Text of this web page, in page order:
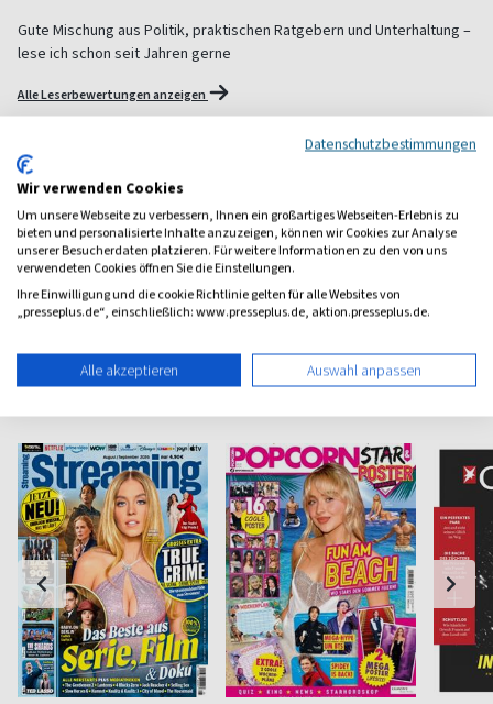
Gute Mischung aus Politik, praktischen Ratgebern und Unterhaltung –
lese ich schon seit Jahren gerne
Alle Leserbewertungen anzeigen
1 Jahr Freude schenken!
Bei einer Auswahl von über 1.800 Magazinen finden Sie das
richtige Geschenk für jeden.
zum Geschenkabo-Finder
Weitere Unterhaltung-Magazine
Datenschutzbestimmungen
Wir verwenden Cookies
Um unsere Webseite zu verbessern, Ihnen ein großartiges Webseiten-Erlebnis zu
bieten und personalisierte Inhalte anzuzeigen, können wir Cookies zur Analyse
unserer Besucherdaten platzieren. Für weitere Informationen zu den von uns
verwendeten Cookies öffnen Sie die Einstellungen.
Ihre Einwilligung und die cookie Richtlinie gelten für alle Websites von
„presseplus.de“, einschließlich: www.presseplus.de, aktion.presseplus.de.
Alle akzeptieren Auswahl anpassen